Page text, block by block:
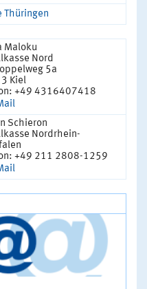
Thüringen
Maloku
Nord
5a
Kiel
+49 4316407418
Schieron
Nordrhein-
+49 211 2808-1259